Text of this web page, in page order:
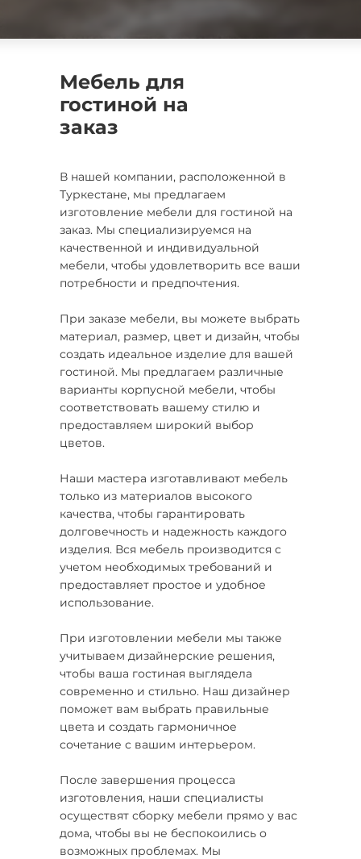
В нашей компании, расположенной в
Туркестане, мы предлагаем
изготовление мебели для гостиной на
заказ. Мы специализируемся на
качественной и индивидуальной
мебели, чтобы удовлетворить все ваши
потребности и предпочтения.
При заказе мебели, вы можете выбрать
материал, размер, цвет и дизайн, чтобы
создать идеальное изделие для вашей
гостиной. Мы предлагаем различные
варианты корпусной мебели, чтобы
соответствовать вашему стилю и
предоставляем широкий выбор
цветов.
Наши мастера изготавливают мебель
только из материалов высокого
качества, чтобы гарантировать
долговечность и надежность каждого
изделия. Вся мебель производится с
учетом необходимых требований и
предоставляет простое и удобное
использование.
При изготовлении мебели мы также
учитываем дизайнерские решения,
чтобы ваша гостиная выглядела
современно и стильно. Наш дизайнер
поможет вам выбрать правильные
цвета и создать гармоничное
сочетание с вашим интерьером.
После завершения процесса
изготовления, наши специалисты
осуществят сборку мебели прямо у вас
дома, чтобы вы не беспокоились о
возможных проблемах. Мы
Мебель для
гостиной на
заказ